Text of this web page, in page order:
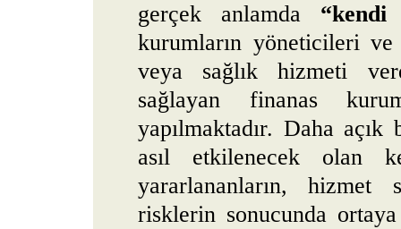
gerçek anlamda “kendi
kurumların yöneticileri
veya sağlık hizmeti
sağlayan finanas
yapılmaktadır. Daha
asıl etkilenecek olan
yararlananların, hizmet
risklerin sonucunda